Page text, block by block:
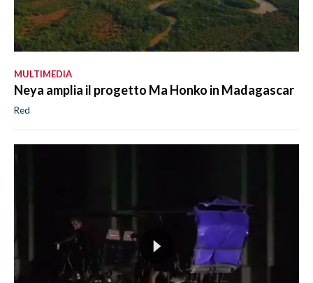
MULTIMEDIA
Neya amplia il progetto Ma Honko in Madagascar
Red